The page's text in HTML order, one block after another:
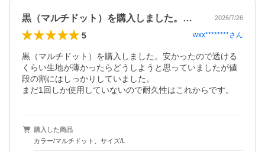
黒（マルチドット）を購入しました。安か… 2026/7/26
5 wxx********さん
黒（マルチドット）を購入しました。安かったので透ける
くらい生地が薄かったらどうしようと思っていましたが値
段の割にはしっかりしていました。
まだ1回しか使用していないので耐久性はこれからです。
購入した商品
カラー/マルチドット、サイズ/L